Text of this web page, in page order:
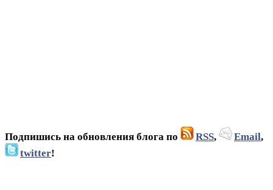
Подпишись на обновления блога по RSS, Email,
twitter!